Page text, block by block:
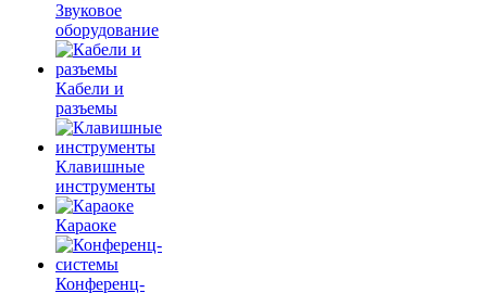
Звуковое
оборудование
Кабели и
разъемы
Клавишные
инструменты
Караоке
Конференц-